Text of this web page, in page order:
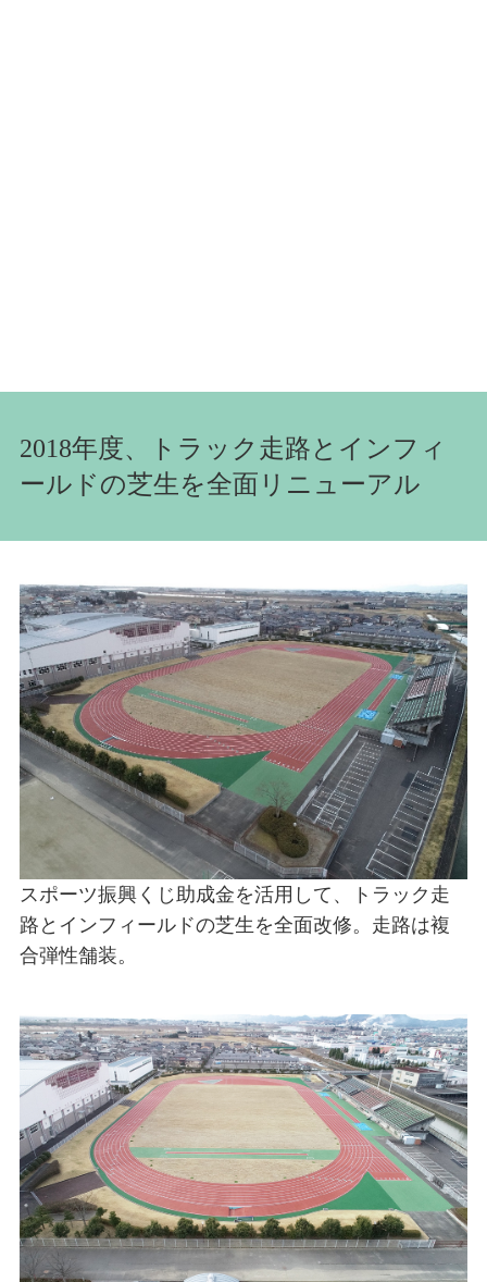
2018年度、トラック走路とインフィ
ールドの芝生を全面リニューアル
スポーツ振興くじ助成金を活用して、トラック走
路とインフィールドの芝生を全面改修。走路は複
合弾性舗装。